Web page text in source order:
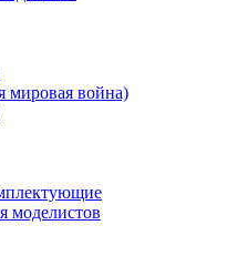
мировая война)
моделистов